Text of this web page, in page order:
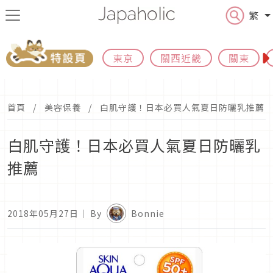
繁
東京 關西近畿 關東
首頁 美容保養 白肌守護！日本必買人氣夏日防曬乳推薦
白肌守護！日本必買人氣夏日防曬乳
推薦
2018年05月27日 ｜ By Bonnie